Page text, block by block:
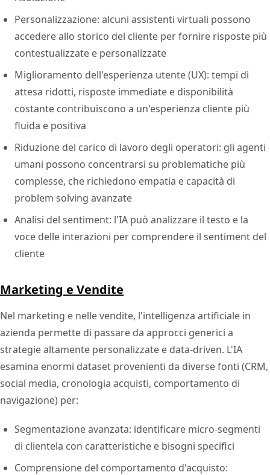
Personalizzazione: alcuni assistenti virtuali possono
accedere allo storico del cliente per fornire risposte più
contestualizzate e personalizzate
Miglioramento dell'esperienza utente (UX): tempi di
attesa ridotti, risposte immediate e disponibilità
costante contribuiscono a un'esperienza cliente più
fluida e positiva
Riduzione del carico di lavoro degli operatori: gli agenti
umani possono concentrarsi su problematiche più
complesse, che richiedono empatia e capacità di
problem solving avanzate
Analisi del sentiment: l'IA può analizzare il testo e la
voce delle interazioni per comprendere il sentiment del
cliente
Marketing e Vendite
Nel marketing e nelle vendite, l'intelligenza artificiale in
azienda permette di passare da approcci generici a
strategie altamente personalizzate e data-driven. L'IA
esamina enormi dataset provenienti da diverse fonti (CRM,
social media, cronologia acquisti, comportamento di
navigazione) per:
Segmentazione avanzata: identificare micro-segmenti
di clientela con caratteristiche e bisogni specifici
Comprensione del comportamento d'acquisto: